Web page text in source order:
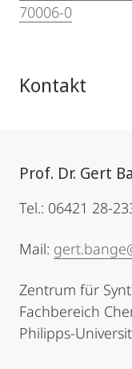
70006-0
Kontakt
Prof. Dr. Gert
Tel.: 06421 28-
Mail:
Zentrum für
Fachbereich
Philipps-